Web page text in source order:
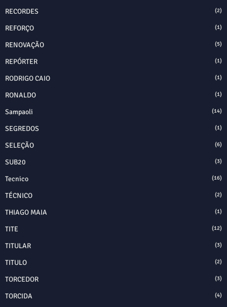
RECORDES (2)
REFORÇO (1)
RENOVAÇÃO (5)
REPÓRTER (1)
RODRIGO CAIO (1)
RONALDO (1)
Sampaoli (14)
SEGREDOS (1)
SELEÇÃO (6)
SUB20 (3)
Tecnico (16)
TÉCNICO (2)
THIAGO MAIA (1)
TITE (12)
TITULAR (3)
TITULO (2)
TORCEDOR (3)
TORCIDA (4)